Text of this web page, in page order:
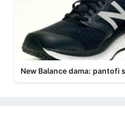
New Balance dama: pantofi